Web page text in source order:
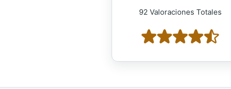
92 Valoraciones Totales